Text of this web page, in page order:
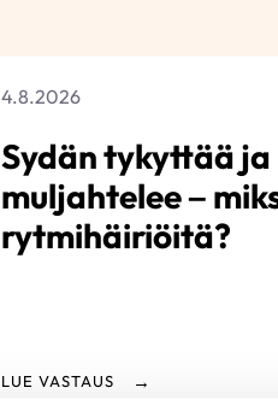
4.8.2026
Sydän tykyttää ja
muljahtelee –
rytmihäiriöitä?
LUE VASTAUS